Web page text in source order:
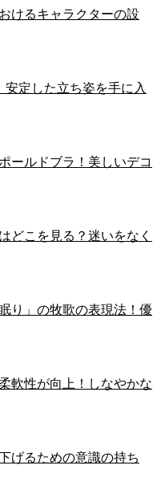
けるキャラクターの設
定した立ち姿を手に入
ールドブラ！美しいデコ
どこを見る？迷いをなく
り」の牧歌の表現法！優
軟性が向上！しなやかな
げるための意識の持ち